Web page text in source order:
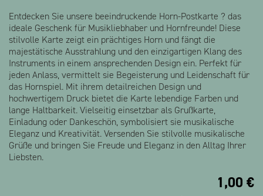
Entdecken Sie unsere beeindruckende Horn-Postkarte ? das
ideale Geschenk für Musikliebhaber und Hornfreunde! Diese
stilvolle Karte zeigt ein prächtiges Horn und fängt die
majestätische Ausstrahlung und den einzigartigen Klang des
Instruments in einem ansprechenden Design ein. Perfekt für
jeden Anlass, vermittelt sie Begeisterung und Leidenschaft für
das Hornspiel. Mit ihrem detailreichen Design und
hochwertigem Druck bietet die Karte lebendige Farben und
lange Haltbarkeit. Vielseitig einsetzbar als Grußkarte,
Einladung oder Dankeschön, symbolisiert sie musikalische
Eleganz und Kreativität. Versenden Sie stilvolle musikalische
Grüße und bringen Sie Freude und Eleganz in den Alltag Ihrer
Liebsten.
1,00 €